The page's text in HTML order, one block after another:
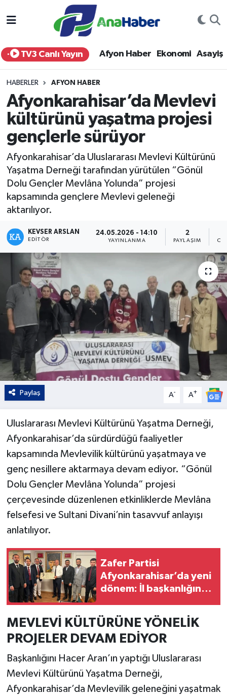
TV3 Canlı Yayın Afyon Haber Ekonomi Asayiş
HABERLER AFYON HABER
Afyonkarahisar’da Mevlevi
kültürünü yaşatma projesi
gençlerle sürüyor
Afyonkarahisar’da Uluslararası Mevlevi Kültürünü
Yaşatma Derneği tarafından yürütülen “Gönül
Dolu Gençler Mevlâna Yolunda” projesi
kapsamında gençlere Mevlevi geleneği
aktarılıyor.
KEVSER ARSLAN
EDITÖR
24.05.2026 - 14:10
YAYINLANMA
2
PAYLAŞIM
Paylaş A- A+
Uluslararası Mevlevi Kültürünü Yaşatma Derneği,
Afyonkarahisar’da sürdürdüğü faaliyetler
kapsamında Mevlevilik kültürünü yaşatmaya ve
genç nesillere aktarmaya devam ediyor. “Gönül
Dolu Gençler Mevlâna Yolunda” projesi
çerçevesinde düzenlenen etkinliklerde Mevlâna
felsefesi ve Sultani Divani’nin tasavvuf anlayışı
anlatılıyor.
Zafer Partisi
Afyonkarahisar’da yeni
dönem: İl başkanlığına
MEVLEVİ KÜLTÜRÜNE YÖNELİK
PROJELER DEVAM EDİYOR
Başkanlığını Hacer Aran’ın yaptığı Uluslararası
Mevlevi Kültürünü Yaşatma Derneği,
Afyonkarahisar’da Mevlevilik geleneğini yaşatmak
Yurt Haber
Afyon Haber
Siyaset
Spor
Eğitim
Sağlık
Yaşam
Afyonkarahisar Nöbetçi Eczaneler
Afyonkarahisar Hava Durumu
Afyonkarahisar Trafik Yoğunluk Haritası
Süper Lig Puan Durumu ve Fikstür
Tüm Manşetler
Son Dakika Haberleri